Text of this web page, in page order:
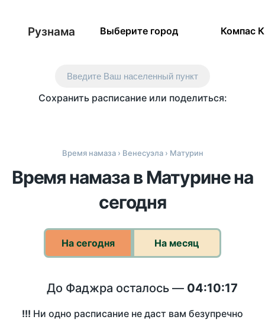
Рузнама Выберите город Компас
Введите Ваш населенный пункт
Сохранить расписание или поделиться:
Время намаза› Венесуэла› Матурин
Время намаза в Матурине на
сегодня
На сегодня На месяц
До Фаджра осталось — 04:10:17
!!! Ни одно расписание не даст вам безупречно